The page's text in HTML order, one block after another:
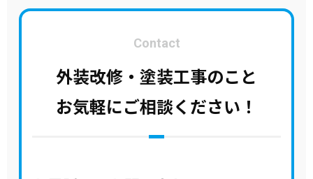
Contact
外装改修・塗装工事のこと
お気軽にご相談ください！